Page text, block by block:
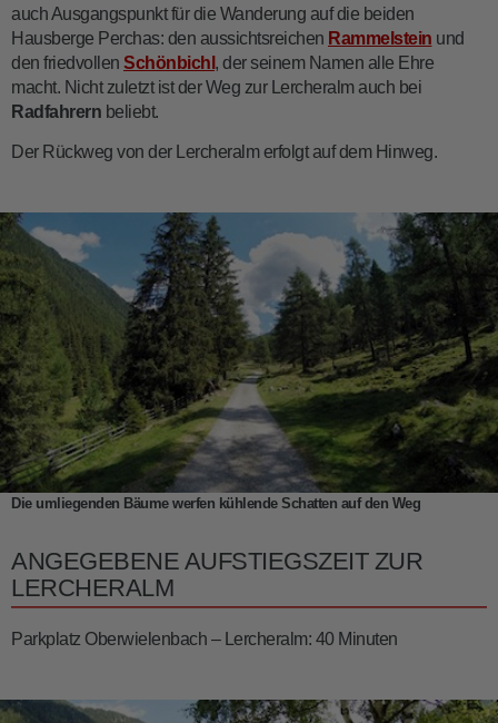
auch Ausgangspunkt für die Wanderung auf die beiden
Hausberge Perchas: den aussichtsreichen Rammelstein und
den friedvollen Schönbichl , der seinem Namen alle Ehre
macht. Nicht zuletzt ist der Weg zur Lercheralm auch bei
Radfahrern beliebt.
Der Rückweg von der Lercheralm erfolgt auf dem Hinweg.
Die umliegenden Bäume werfen kühlende Schatten auf den Weg
ANGEGEBENE AUFSTIEGSZEIT ZUR
LERCHERALM
Parkplatz Oberwielenbach – Lercheralm: 40 Minuten